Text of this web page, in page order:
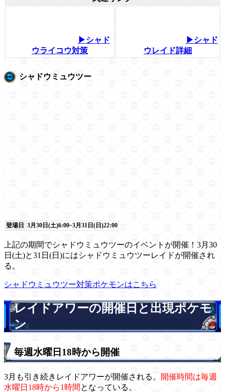
▶シャド
ウライコウ対策
▶シャド
ウレイド詳細
シャドウミュウツー
登場日 3月30日(土)6:00~3月31日(日)22:00
上記の期間でシャドウミュウツーのイベントが開催！3月30
日(土)と31日(日)にはシャドウミュウツーレイドが開催され
る。
シャドウミュウツー対策ポケモンはこちら
レイドアワーの開催日と出現ポケモ
ン
毎週水曜日18時から開催
3月も引き続きレイドアワーが開催される。
開催時間は毎週
水曜日18時から1時間 となっている。